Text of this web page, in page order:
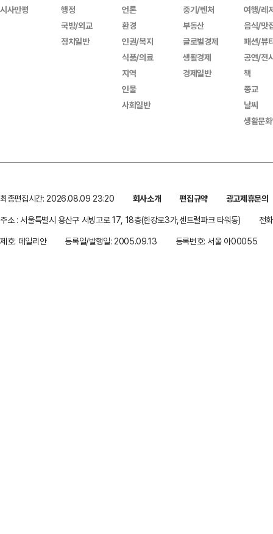
시사만평
행정
국방/외교
정치일반
언론
환경
인권/복지
식품/의료
지역
인물
사회일반
중기/벤처
부동산
글로벌경제
생활경제
경제일반
여행/레
음식/맛
패션/뷰
공연/전
책
종교
날씨
생활문
최종편집시간: 2026.08.09 23:20 회사소개 편집규약
광고제휴문의
주소 : 서울특별시 용산구 서빙고로 17, 18층(한강로3가,센트럴파크 타워동)
전
제호: 데일리안
등록일/발행일: 2005.09.13 등록번호: 서울 아00055